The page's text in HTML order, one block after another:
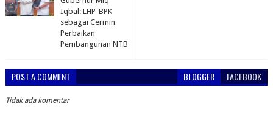
Iqbal: LHP-BPK
sebagai Cermin
Perbaikan
Pembangunan NTB
POST A COMMENT BLOGGER FACEBOOK
Tidak ada komentar